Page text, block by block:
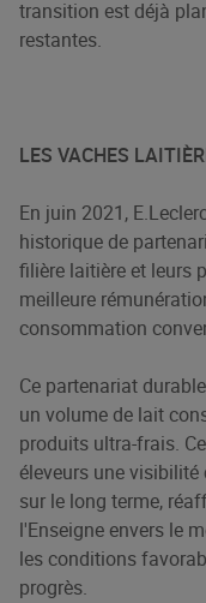
transition est déjà
restantes.
LES VACHES
En juin 2021,
historique de
filière laitière et leurs
meilleure
consommation
Ce partenariat
un volume de lait
produits ultra-frais.
éleveurs une
sur le long terme,
l'Enseigne envers le
les conditions
progrès.